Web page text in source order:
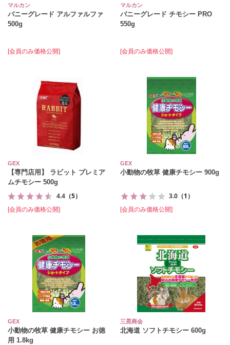
マルカン
バニーグレード アルファルファ
500g
[会員のみ価格公開]
マルカン
バニーグレード チモシー PRO
550g
[会員のみ価格公開]
GEX
【専門店用】 ラビット プレミア
ムチモシー 500g
4.4 （5）
[会員のみ価格公開]
GEX
小動物の牧草 健康チモシー 900g
3.0 （1）
[会員のみ価格公開]
GEX
小動物の牧草 健康チモシー お徳
用 1.8kg
三晃商会
北海道 ソフトチモシー 600g